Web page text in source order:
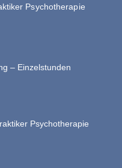
Psychotherapie
– Einzelstunden
Psychotherapie